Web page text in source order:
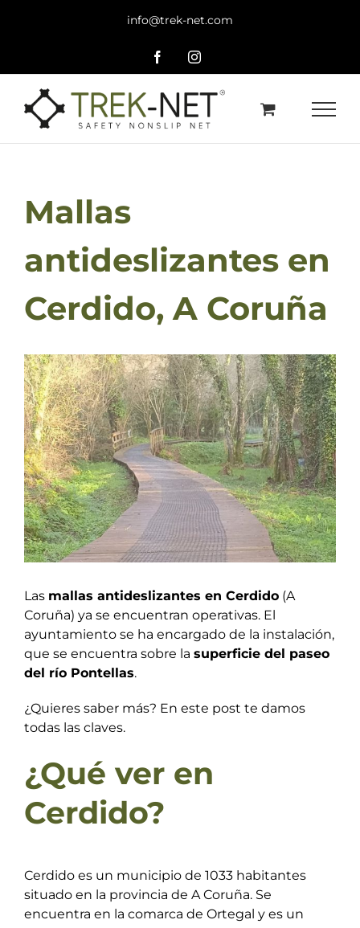
info@trek-net.com
FacebookInstagram
Mallas
antideslizantes en
Cerdido, A Coruña
View
Larger
Image
Las mallas antideslizantes en Cerdido (A
Coruña) ya se encuentran operativas. El
ayuntamiento se ha encargado de la instalación,
que se encuentra sobre la superficie del paseo
del río Pontellas.
¿Quieres saber más? En este post te damos
todas las claves.
¿Qué ver en
Cerdido?
Cerdido es un municipio de 1033 habitantes
situado en la provincia de A Coruña. Se
encuentra en la comarca de Ortegal y es un